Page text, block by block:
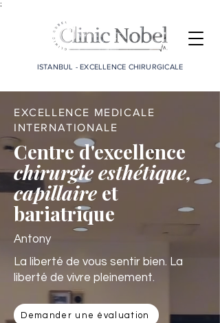
;
ISTANBUL - EXCELLENCE CHIRURGICALE
EXCELLENCE MEDICALE
INTERNATIONALE
Centre d'excellence
chirurgie esthétique,
capillaire et
bariatrique
Antony
La liberté de vous sentir bien. La
liberté de vivre pleinement.
Demander une évaluation